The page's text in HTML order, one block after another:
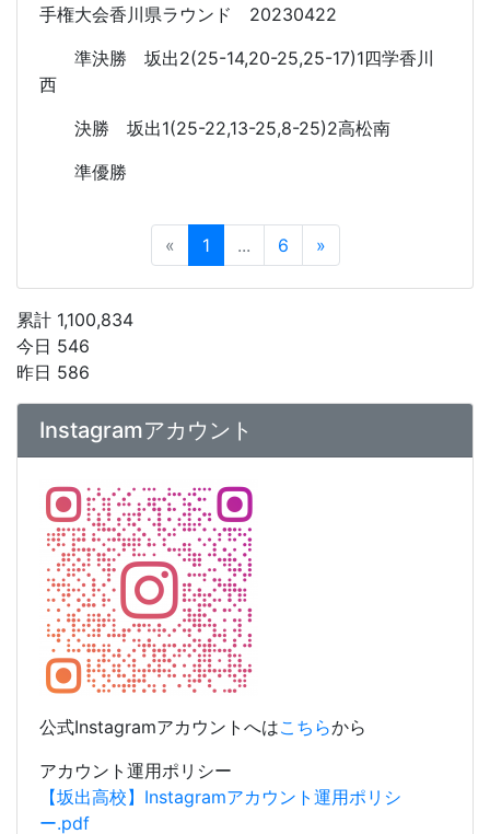
累計 1,100,834
今日 546
昨日 586
Instagramアカウント
公式Instagramアカウントへはこちらから
アカウント運用ポリシー
【坂出高校】Instagramアカウント運用ポリシ
ー.pdf
手権大会香川県ラウンド 20230422
準決勝 坂出2(25-14,20-25,25-17)1四学香川
西
決勝 坂出1(25-22,13-25,8-25)2高松南
準優勝
« 1 ... 6 »